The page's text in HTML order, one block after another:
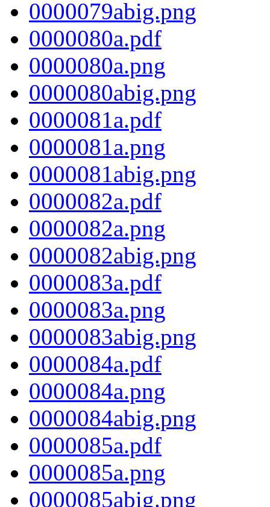
0000079abig.png
0000080a.pdf
0000080a.png
0000080abig.png
0000081a.pdf
0000081a.png
0000081abig.png
0000082a.pdf
0000082a.png
0000082abig.png
0000083a.pdf
0000083a.png
0000083abig.png
0000084a.pdf
0000084a.png
0000084abig.png
0000085a.pdf
0000085a.png
0000085abig.png